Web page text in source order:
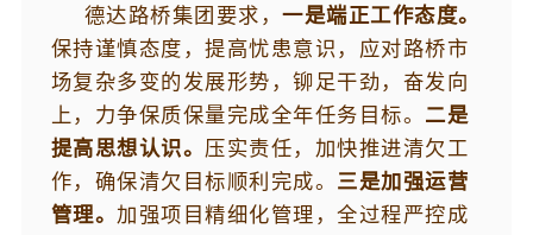
德达路桥集团要求，一是端正工作态度。
保持谨慎态度，提高忧患意识，应对路桥市
场复杂多变的发展形势，铆足干劲，奋发向
上，力争保质保量完成全年任务目标。 二是
提高思想认识。 压实责任，加快推进清欠工
作，确保清欠目标顺利完成。 三是加强运营
管理。 加强项目精细化管理，全过程严控成